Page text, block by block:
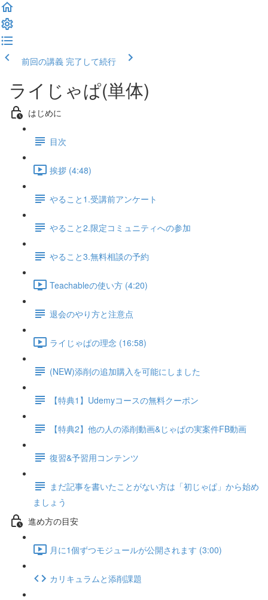
前回の講義 完了して続行
ライじゃぱ(単体)
はじめに
目次
挨拶 (4:48)
やること1.受講前アンケート
やること2.限定コミュニティへの参加
やること3.無料相談の予約
Teachableの使い方 (4:20)
退会のやり方と注意点
ライじゃぱの理念 (16:58)
(NEW)添削の追加購入を可能にしました
【特典1】Udemyコースの無料クーポン
【特典2】他の人の添削動画&じゃぱの実案件FB動画
復習&予習用コンテンツ
まだ記事を書いたことがない方は「初じゃぱ」から始め
ましょう
進め方の目安
月に1個ずつモジュールが公開されます (3:00)
カリキュラムと添削課題